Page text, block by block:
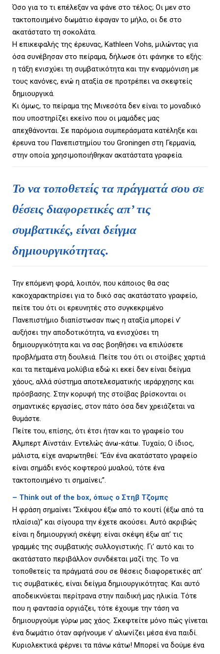
Όσο για το τι επέλεξαν να φάνε στο τέλος; Οι μεν στο
τακτοποιημένο δωμάτιο έφαγαν το μήλο, οι δε στο
ακατάστατο τη σοκολάτα.
Η επικεφαλής της έρευνας, Kathleen Vohs, μιλώντας για
όσα συνέβησαν στο πείραμα, δήλωσε ότι φάνηκε το εξής:
η τάξη ενισχύει τη συμβατικότητα και την εναρμόνιση με
τους κανόνες, ενώ η αταξία σε προτρέπει να σκεφτείς
δημιουργικά.
Κι όμως, το πείραμα της Μινεσότα δεν είναι το μοναδικό
που υποστηρίζει εκείνο που οι μαμάδες μας
απεχθάνονται. Σε παρόμοια συμπεράσματα κατέληξε και
έρευνα του Πανεπιστημίου του Groningen στη Γερμανία,
στην οποία χρησιμοποιήθηκαν ακατάστατα γραφεία.
Το να τοποθετείς τα πράγματά σου σε
θέσεις διαφορετικές απ’ τις
συμβατικές, είναι δείγμα
δημιουργικότητας.
Την επόμενη φορά, λοιπόν, που κάποιος θα σας
κακοχαρακτηρίσει για το δικό σας ακατάστατο γραφείο,
πείτε του ότι οι ερευνητές στο συγκεκριμένο
Πανεπιστήμιο διαπίστωσαν πως η αταξία μπορεί ν’
αυξήσει την αποδοτικότητα, να ενισχύσει τη
δημιουργικότητα και να σας βοηθήσει να επιλύσετε
προβλήματα στη δουλειά. Πείτε του ότι οι στοίβες χαρτιά
και τα πεταμένα μολύβια εδώ κι εκεί δεν είναι δείγμα
χάους, αλλά σύστημα αποτελεσματικής ιεράρχησης και
πρόσβασης. Στην κορυφή της στοίβας βρίσκονται οι
σημαντικές εργασίες, στον πάτο όσα δεν χρειάζεται να
θυμάστε.
Πείτε του, επίσης, ότι έτσι ήταν και το γραφείο του
Άλμπερτ Αϊνστάιν. Εντελώς άνω-κάτω. Τυχαίο; Ο ίδιος,
μάλιστα, είχε αναρωτηθεί: “Εάν ένα ακατάστατο γραφείο
είναι σημάδι ενός κοφτερού μυαλoύ, τότε ένα
τακτοποιημένο τι σημαίνει;”.
– Think out of the box, όπως ο Στηβ Τζομπς
Η φράση σημαίνει “Σκέψου έξω από το κουτί (έξω από τα
πλαίσια)” και σίγουρα την έχετε ακούσει. Αυτό ακριβώς
είναι η δημιουργική σκέψη: είναι σκέψη έξω απ’ τις
γραμμές της συμβατικής συλλογιστικής. Γι’ αυτό και το
ακατάστατο περιβάλλον συνδέεται μαζί της. Το να
τοποθετείς τα πράγματά σου σε θέσεις διαφορετικές απ’
τις συμβατικές, είναι δείγμα δημιουργικότητας. Και αυτό
αποδεικνύεται περίτρανα στην παιδική μας ηλικία. Τότε
που η φαντασία οργιάζει, τότε έχουμε την τάση να
δημιουργούμε γύρω μας χάος. Σκεφτείτε μόνο πώς γίνεται
ένα δωμάτιο όταν αφήνουμε ν’ αλωνίζει μέσα ένα παιδί.
Κυριολεκτικά φέρνει τα πάνω κάτω! Μπορεί να δούμε ένα